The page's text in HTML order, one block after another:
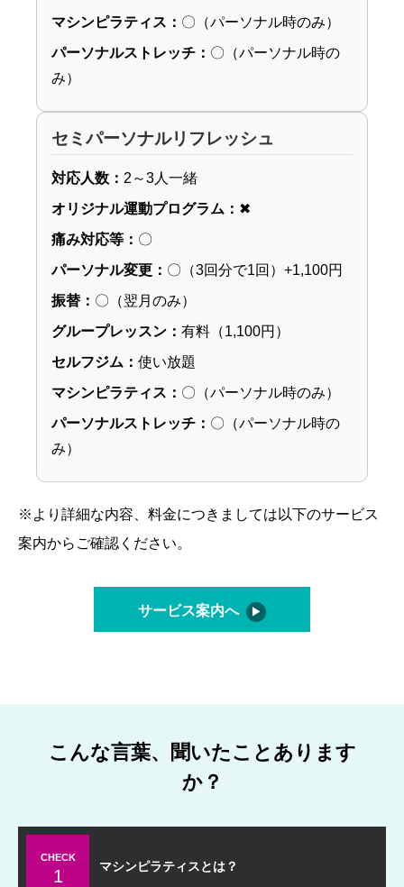
マシンピラティス： 〇（パーソナル時のみ）
パーソナルストレッチ： 〇（パーソナル時の
み）
セミパーソナルリフレッシュ
対応人数： 2～3人一緒
オリジナル運動プログラム： ✖
痛み対応等： 〇
パーソナル変更： 〇（3回分で1回）+1,100円
振替： 〇（翌月のみ）
グループレッスン： 有料（1,100円）
セルフジム： 使い放題
マシンピラティス： 〇（パーソナル時のみ）
パーソナルストレッチ： 〇（パーソナル時の
み）
※より詳細な内容、料金につきましては以下のサービス
案内からご確認ください。
サービス案内へ
こんな言葉、聞いたことあります
か？
CHECK
1 マシンピラティスとは？